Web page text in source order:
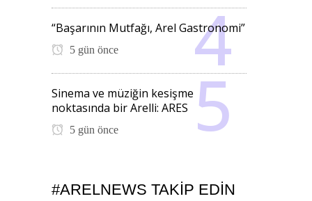
“Başarının Mutfağı, Arel Gastronomi”
5 gün önce
Sinema ve müziğin kesişme
noktasında bir Arelli: ARES
5 gün önce
#ARELNEWS TAKIP EDIN